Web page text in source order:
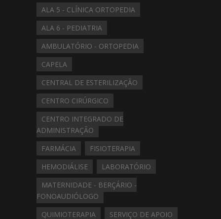
ALA 5 - CLÍNICA ORTOPEDIA
ALA 6 - PEDIATRIA
AMBULATÓRIO - ORTOPEDIA
CAPELA
CENTRAL DE ESTERILIZAÇÃO
CENTRO CIRÚRGICO
CENTRO INTEGRADO DE
ADMINISTRAÇÃO
FARMÁCIA
FISIOTERAPIA
HEMODIÁLISE
LABORATÓRIO
MATERNIDADE - BERÇÁRIO -
FONOAUDIÓLOGO
QUIMIOTERAPIA
SERVIÇO DE APOIO